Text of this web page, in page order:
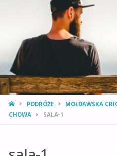
STRONA
GŁÓWNA
PODRÓŻE
MOŁDAWSKA
CHOWA
SALA-1